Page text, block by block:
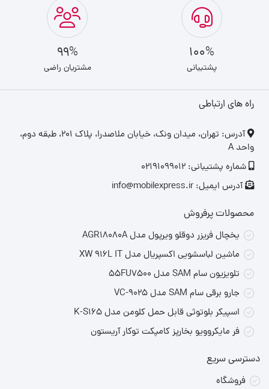
100%
پشتیبانی
99%
مشتریان راضی
راه های ارتباطی
‎آدرس: تهران، میدان ونک، خیابان ملاصدرا، پلاک ۲۰۱، طبقه دوم،
واحد A
شماره پشتیبانی: 02191099012
آدرس ایمیل: info@mobilexpress.ir
محصولات پرفروش
یخچال فریزر دوقلو ویرپول مدل AGR18080A
ماشین لباسشویی اکسپریال مدل XW 916L IT
تلویزیون سام SAM مدل 55FU7500
جارو برقی سام SAM مدل VC-9025
اسپیکر بلوتوثی قابل حمل کلومن مدل K-S165
فر مایکروویو بخارپز کامپکت توکار آریستون
دسترسی سریع
فروشگاه